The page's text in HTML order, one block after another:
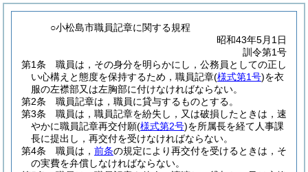
○小松島市職員記章に関する規程
昭和43年5月1日
訓令第1号
第1条
職員は，その身分を明らかにし，公務員としての正し
い心構えと態度を保持するため，職員記章(様式第1号)を衣
服の左襟部又は左胸部に付けなければならない。
第2条
職員記章は，職員に貸与するものとする。
第3条
職員は，職員記章を紛失し，又は破損したときは，速
やかに職員記章再交付願(様式第2号)を所属長を経て人事課
長に提出し，再交付を受けなければならない。
第4条
職員は， 前条の規定により再交付を受けるときは，そ
の実費を弁償しなければならない。